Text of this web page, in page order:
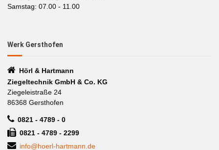
Samstag: 07.00 - 11.00
Werk Gersthofen
Hörl & Hartmann
Ziegeltechnik GmbH & Co. KG
Ziegeleistraße 24
86368 Gersthofen
0821 - 4789 - 0
0821 - 4789 - 2299
info@hoerl-hartmann.de